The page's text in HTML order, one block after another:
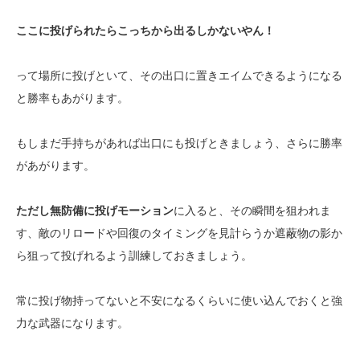
ここに投げられたらこっちから出るしかないやん！
って場所に投げといて、その出口に置きエイムできるようになる
と勝率もあがります。
もしまだ手持ちがあれば出口にも投げときましょう、さらに勝率
があがります。
ただし無防備に投げモーションに入ると、その瞬間を狙われま
す、敵のリロードや回復のタイミングを見計らうか遮蔽物の影か
ら狙って投げれるよう訓練しておきましょう。
常に投げ物持ってないと不安になるくらいに使い込んでおくと強
力な武器になります。